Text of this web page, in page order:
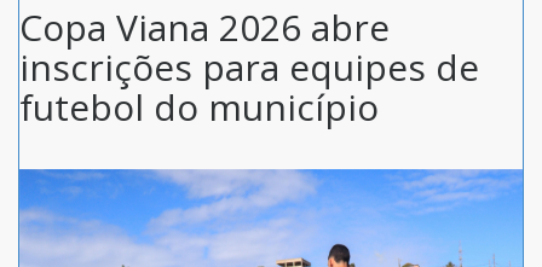
Copa Viana 2026 abre
inscrições para equipes de
futebol do município